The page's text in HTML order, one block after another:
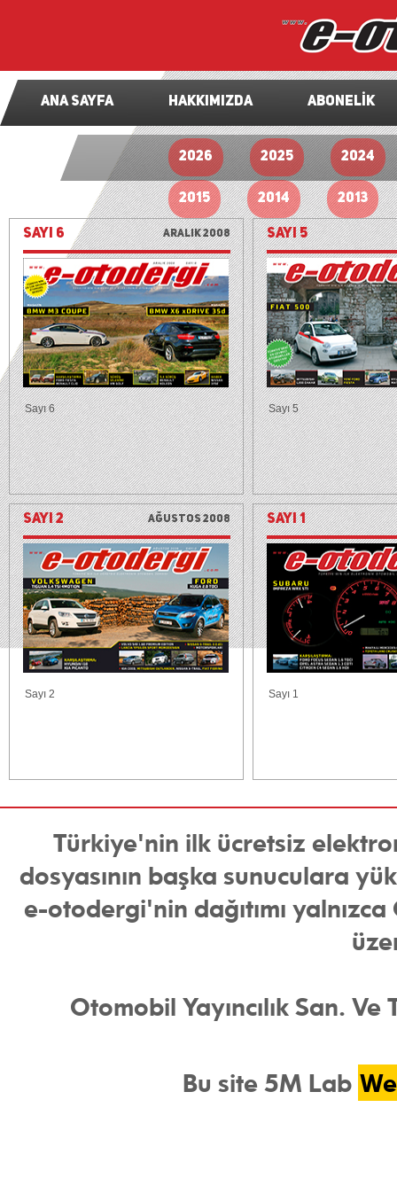
ANA SAYFA HAKKIMIZDA ABONELİK
2026 2025 2024
2015 2014 2013
SAYI 6 Aralık 2008
Sayı 6
SAYI 5
Sayı 5
SAYI 2 Ağustos 2008
Sayı 2
SAYI 1
Sayı 1
Türkiye'nin ilk ücretsiz
dosyasının başka sunuculara
e-otodergi'nin dağıtımı
Otomobil Yayıncılık San.
Bu site 5M Lab